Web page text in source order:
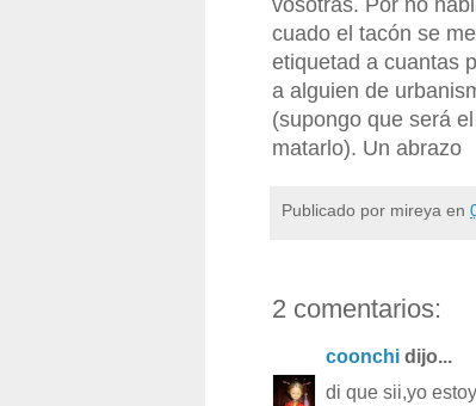
cuado el tacón se
etiquetad a cuantas
a alguien de
(supongo que será
matarlo). Un abrazo
Publicado por mireya en
2 comentarios:
coonchi dijo...
di que sii,yo